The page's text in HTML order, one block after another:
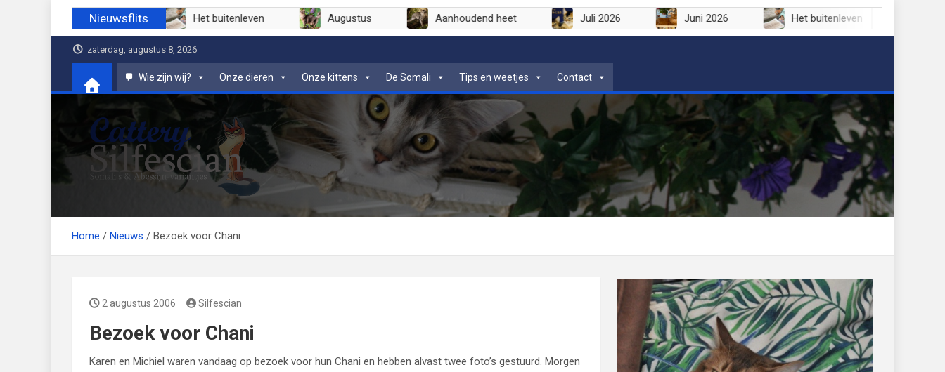
inhoud
Nieuwsflits
Juni 2026 Het buitenleven Augustus Aanhoudend heet Juli 2026 Juni 2026 Het buitenleven
zaterdag, augustus 8, 2026
Wie zijn wij? Onze dieren Onze kittens De Somali Tips en weetjes Contact
Cattery Silfescian
Somali's en soms Abessijn-variantjes
Home Nieuws Bezoek voor Chani
2 augustus 2006 Silfescian
Bezoek voor Chani
Karen en Michiel waren vandaag op bezoek voor hun Chani en hebben alvast twee foto’s gestuurd. Morgen